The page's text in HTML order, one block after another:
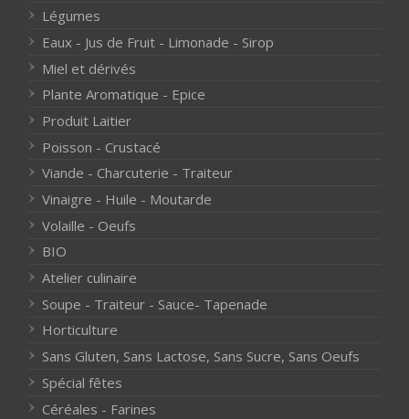
Légumes
Eaux - Jus de Fruit - Limonade - Sirop
Miel et dérivés
Plante Aromatique - Epice
Produit Laitier
Poisson - Crustacé
Viande - Charcuterie - Traiteur
Vinaigre - Huile - Moutarde
Volaille - Oeufs
BIO
Atelier culinaire
Soupe - Traiteur - Sauce- Tapenade
Horticulture
Sans Gluten, Sans Lactose, Sans Sucre, Sans Oeufs
Spécial fêtes
Céréales - Farines